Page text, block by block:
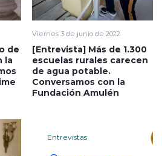
de
la
Viernes 3 de junio de 2022
[Entrevista] Más de 1.300
escuelas rurales carecen
de agua potable.
Conversamos con la
Fundación Amulén
Entrevistas